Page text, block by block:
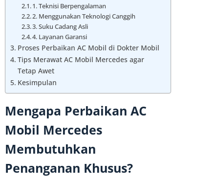
1. Teknisi Berpengalaman
2. Menggunakan Teknologi Canggih
3. Suku Cadang Asli
4. Layanan Garansi
Proses Perbaikan AC Mobil di Dokter Mobil
Tips Merawat AC Mobil Mercedes agar
Tetap Awet
Kesimpulan
Mengapa Perbaikan AC
Mobil Mercedes
Membutuhkan
Penanganan Khusus?